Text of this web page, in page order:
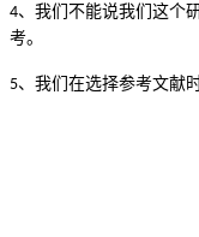
4、我们不能说我们这个
考。
5、我们在选择参考文献